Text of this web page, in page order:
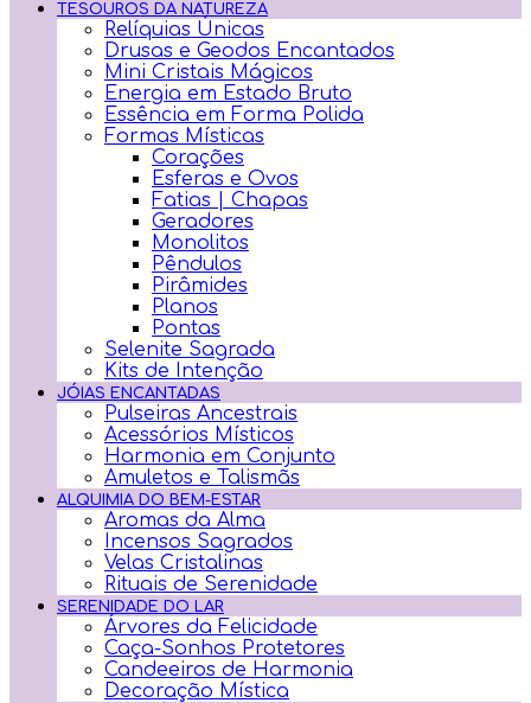
TESOUROS DA NATUREZA
Relíquias Únicas
Drusas e Geodos Encantados
Mini Cristais Mágicos
Energia em Estado Bruto
Essência em Forma Polida
Formas Místicas
Corações
Esferas e Ovos
Fatias | Chapas
Geradores
Monolitos
Pêndulos
Pirâmides
Planos
Pontas
Selenite Sagrada
Kits de Intenção
JÓIAS ENCANTADAS
Pulseiras Ancestrais
Acessórios Místicos
Harmonia em Conjunto
Amuletos e Talismãs
ALQUIMIA DO BEM-ESTAR
Aromas da Alma
Incensos Sagrados
Velas Cristalinas
Rituais de Serenidade
SERENIDADE DO LAR
Árvores da Felicidade
Caça-Sonhos Protetores
Candeeiros de Harmonia
Decoração Mística